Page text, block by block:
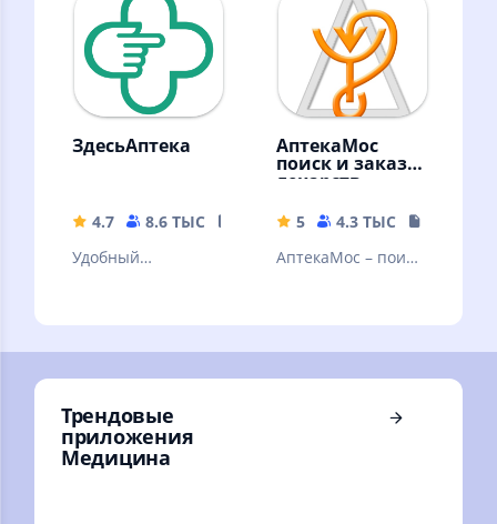
любой аптеке сети
Столички!
ЗдесьАптека
4.7 8.6 ТЫС
28.14 MB
Удобный
приборов, товаров
для красоты
АптекаМос
поиск и заказ
лекарств
5 4.3 ТЫС
АптекаМос – поиск
регионов.
Трендовые
приложения
Медицина